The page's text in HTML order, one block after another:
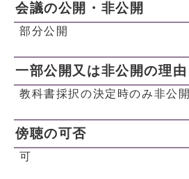
会議の公開・非公開
部分公開
一部公開又は非公開の理由
教科書採択の決定時のみ非公開
傍聴の可否
可